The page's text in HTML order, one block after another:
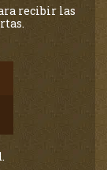
recibir las